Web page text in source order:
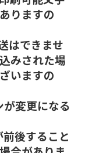
りますの
はできませ
みされた場
いますの
変更になる
後すること